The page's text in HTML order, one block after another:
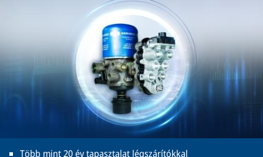
Több mint 20 év tapasztalat légszárítókkal